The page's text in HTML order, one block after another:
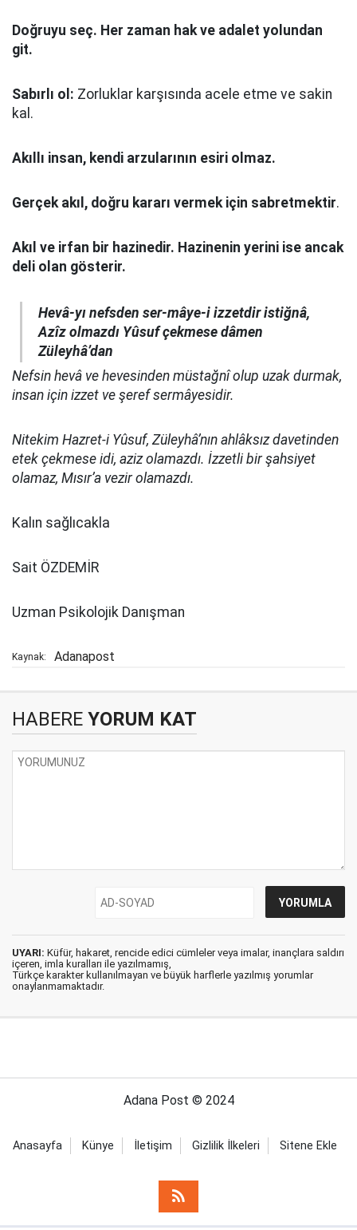
Doğruyu seç. Her zaman hak ve adalet yolundan
git.
Sabırlı ol: Zorluklar karşısında acele etme ve sakin
kal.
Akıllı insan, kendi arzularının esiri olmaz.
Gerçek akıl, doğru kararı vermek için sabretmektir.
Akıl ve irfan bir hazinedir. Hazinenin yerini ise ancak
deli olan gösterir.
Hevâ-yı nefsden ser-mâye-i izzetdir istiğnâ,
Azîz olmazdı Yûsuf çekmese dâmen
Züleyhâ’dan
Nefsin hevâ ve hevesinden müstağnî olup uzak durmak,
insan için izzet ve şeref sermâyesidir.
Nitekim Hazret-i Yûsuf, Züleyhâ’nın ahlâksız davetinden
etek çekmese idi, aziz olamazdı. İzzetli bir şahsiyet
olamaz, Mısır’a vezir olamazdı.
Kalın sağlıcakla
Sait ÖZDEMİR
Uzman Psikolojik Danışman
Kaynak: Adanapost
HABERE YORUM KAT
UYARI: Küfür, hakaret, rencide edici cümleler veya imalar, inançlara saldırı
içeren, imla kuralları ile yazılmamış,
Türkçe karakter kullanılmayan ve büyük harflerle yazılmış yorumlar
onaylanmamaktadır.
Adana Post © 2024
Anasayfa Künye İletişim Gizlilik İlkeleri Sitene Ekle